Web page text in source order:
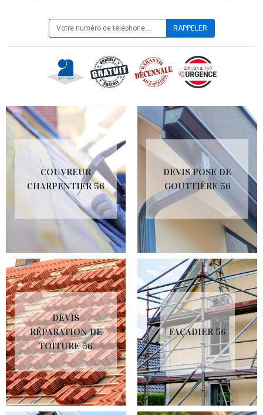
COUVREUR
CHARPENTIER 56
DEVIS POSE DE
GOUTTIÈRE 56
DEVIS
RÉPARATION DE
TOITURE 56
FAÇADIER 56